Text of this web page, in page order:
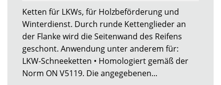
Ketten für LKWs, für Holzbeförderung und
Winterdienst. Durch runde Kettenglieder an
der Flanke wird die Seitenwand des Reifens
geschont. Anwendung unter anderem für:
LKW-Schneeketten • Homologiert gemäß der
Norm ON V5119. Die angegebenen...